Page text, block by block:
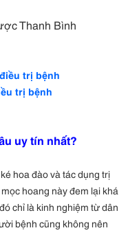
trị bệnh
trị bệnh
uy tín nhất?
hoa đào và tác dụng trị
hoang này đem lại khá
chỉ là kinh nghiệm từ dân
bệnh cũng không nên